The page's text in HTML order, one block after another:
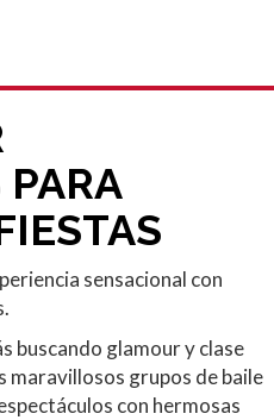
sensacional con
buscando glamour y clase
maravillosos grupos de baile
con hermosas